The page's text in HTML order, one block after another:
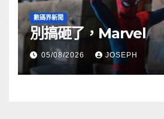
數碼界新聞
別搞砸了，Marvel
05/08/2026 JOSEPH